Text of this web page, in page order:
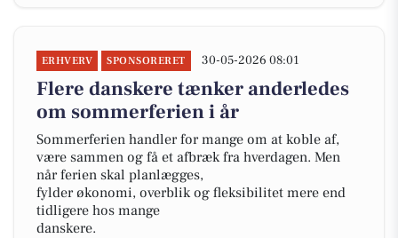
ERHVERV SPONSORERET 30-05-2026 08:01
Flere danskere tænker anderledes
om sommerferien i år
Sommerferien handler for mange om at koble af,
være sammen og få et afbræk fra hverdagen. Men
når ferien skal planlægges,
fylder økonomi, overblik og fleksibilitet mere end
tidligere hos mange
danskere.